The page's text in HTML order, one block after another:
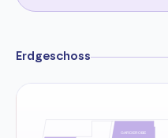
Erdgeschoss
GARDEROBE